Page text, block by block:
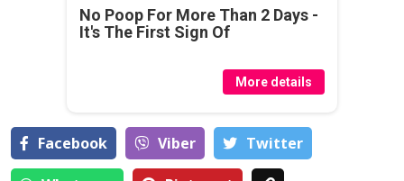
No Poop For More Than 2 Days -
It's The First Sign Of
More details
Facebook Viber Тwitter